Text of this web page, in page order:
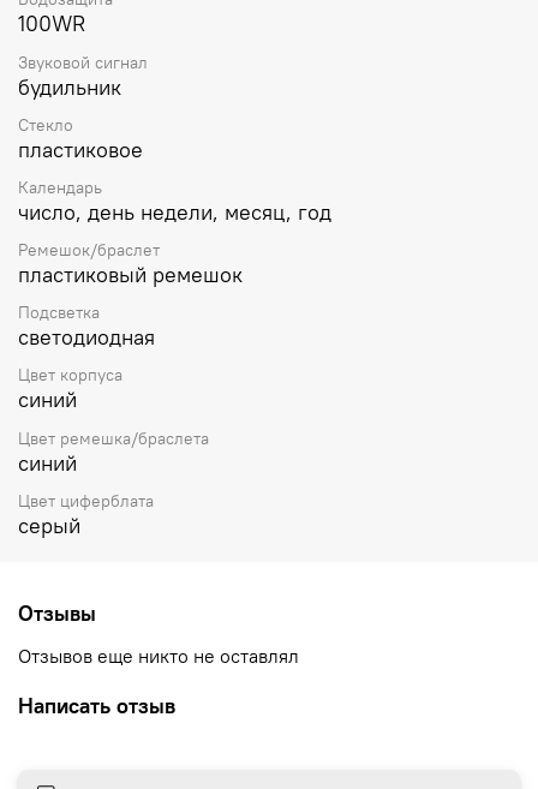
100WR
Звуковой сигнал
будильник
Стекло
пластиковое
Календарь
число, день недели, месяц, год
Ремешок/браслет
пластиковый ремешок
Подсветка
светодиодная
Цвет корпуса
синий
Цвет ремешка/браслета
синий
Цвет циферблата
серый
Отзывы
Отзывов еще никто не оставлял
Написать отзыв